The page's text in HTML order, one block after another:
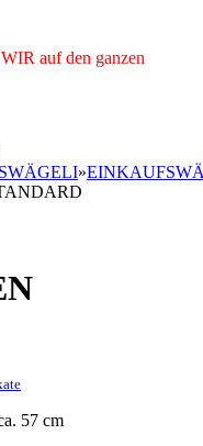
auf den ganzen
»
57 cm